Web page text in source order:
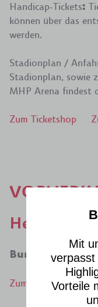
Handicap-Tickets:
können über das
werden.
Stadionplan /
Stadionplan, sowie
MHP Arena findest
Zum Ticketshop
Heimspiele
Bundesliga:
Zum Ticketshop
Mit
verpasst
Vorteile